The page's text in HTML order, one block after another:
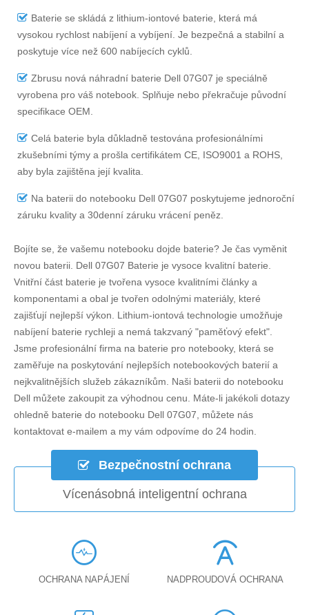
Baterie se skládá z lithium-iontové baterie, která má
vysokou rychlost nabíjení a vybíjení. Je bezpečná a stabilní a
poskytuje více než 600 nabíjecích cyklů.
Zbrusu nová náhradní baterie Dell 07G07 je speciálně
vyrobena pro váš notebook. Splňuje nebo překračuje původní
specifikace OEM.
Celá baterie byla důkladně testována profesionálními
zkušebními týmy a prošla certifikátem CE, ISO9001 a ROHS,
aby byla zajištěna její kvalita.
Na baterii do notebooku Dell 07G07 poskytujeme jednoroční
záruku kvality a 30denní záruku vrácení peněz.
Bojíte se, že vašemu notebooku dojde baterie? Je čas vyměnit
novou baterii. Dell 07G07 Baterie je vysoce kvalitní baterie.
Vnitřní část baterie je tvořena vysoce kvalitními články a
komponentami a obal je tvořen odolnými materiály, které
zajišťují nejlepší výkon. Lithium-iontová technologie umožňuje
nabíjení baterie rychleji a nemá takzvaný "paměťový efekt".
Jsme profesionální firma na baterie pro notebooky, která se
zaměřuje na poskytování nejlepších notebookových baterií a
nejkvalitnějších služeb zákazníkům. Naši baterii do notebooku
Dell můžete zakoupit za výhodnou cenu. Máte-li jakékoli dotazy
ohledně baterie do notebooku Dell 07G07, můžete nás
kontaktovat e-mailem a my vám odpovíme do 24 hodin.
Bezpečnostní ochrana
Vícenásobná inteligentní ochrana
OCHRANA NAPÁJENÍ NADPROUDOVÁ OCHRANA